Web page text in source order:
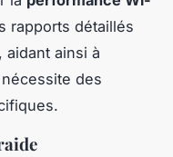
rapports détaillés
, aidant ainsi à
des